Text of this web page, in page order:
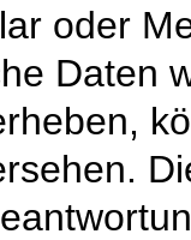
oder
Daten